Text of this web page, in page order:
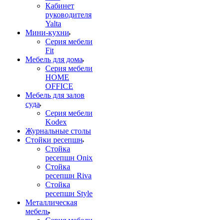
Кабинет
руководителя
Yalta
Мини-кухни
Серия мебели
Fit
Мебель для дома
Серия мебели
HOME
OFFICE
Мебель для залов
суда
Серия мебели
Kodex
Журнальные столы
Стойки ресепшн
Стойка
ресепшн Onix
Стойка
ресепшн Riva
Стойка
ресепшн Style
Металлическая
мебель